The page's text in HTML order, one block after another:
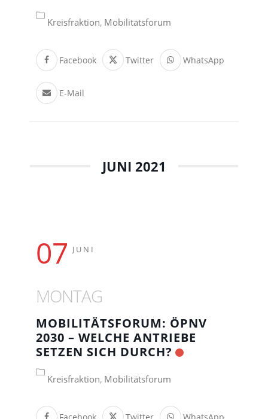
Kreisfraktion Mobilitätsforum
Facebook Twitter WhatsApp
E-Mail
JUNI 2021
07 JUNI
MONTAG
MOBILITÄTSFORUM: ÖPNV
2030 – WELCHE ANTRIEBE
SETZEN SICH DURCH?
Kreisfraktion Mobilitätsforum
Facebook Twitter WhatsApp